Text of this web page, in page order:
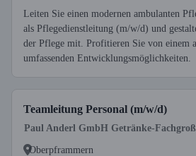
Leiten Sie einen modernen ambulanten
als Pflegedienstleitung (m/w/d) und
der Pflege mit. Profitieren Sie von einem
umfassenden Entwicklungsmöglichkeiten.
Teamleitung Personal (m/w/d)
Paul Anderl GmbH Getränke-
Oberpframmern